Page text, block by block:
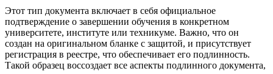
Этот тип документа включает в себя официальное
подтверждение о завершении обучения в конкретном
университете, институте или техникуме. Важно, что он
создан на оригинальном бланке с защитой, и присутствует
регистрация в реестре, что обеспечивает его подлинность.
Такой образец воссоздает все аспекты подлинного документа,